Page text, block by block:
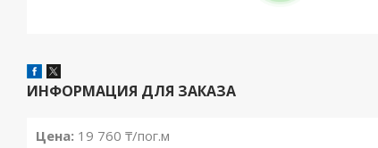
ИНФОРМАЦИЯ ДЛЯ ЗАКАЗА
Цена: 19 760 ₸/пог.м